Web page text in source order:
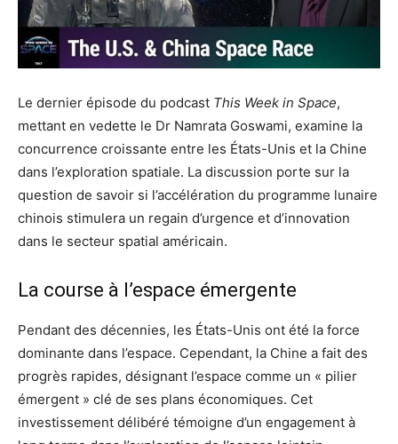
Le dernier épisode du podcast This Week in Space,
mettant en vedette le Dr Namrata Goswami, examine la
concurrence croissante entre les États-Unis et la Chine
dans l’exploration spatiale. La discussion porte sur la
question de savoir si l’accélération du programme lunaire
chinois stimulera un regain d’urgence et d’innovation
dans le secteur spatial américain.
La course à l’espace émergente
Pendant des décennies, les États-Unis ont été la force
dominante dans l’espace. Cependant, la Chine a fait des
progrès rapides, désignant l’espace comme un « pilier
émergent » clé de ses plans économiques. Cet
investissement délibéré témoigne d’un engagement à